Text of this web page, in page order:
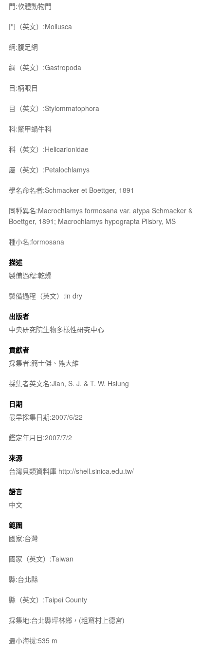
門:軟體動物門
門（英文）:Mollusca
綱:腹足綱
綱（英文）:Gastropoda
目:柄眼目
目（英文）:Stylommatophora
科:鱉甲蝸牛科
科（英文）:Helicarionidae
屬（英文）:Petalochlamys
學名命名者:Schmacker et Boettger, 1891
同種異名:Macrochlamys formosana var. atypa Schmacker &
Boettger, 1891; Macrochlamys hypograpta Pilsbry, MS
種小名:formosana
描述
製備過程:乾燥
製備過程（英文）:in dry
出版者
中央研究院生物多樣性研究中心
貢獻者
採集者:簡士傑、熊大維
採集者英文名:Jian, S. J. & T. W. Hsiung
日期
最早採集日期:2007/6/22
鑑定年月日:2007/7/2
來源
台灣貝類資料庫 http://shell.sinica.edu.tw/
語言
中文
範圍
國家:台灣
國家（英文）:Taiwan
縣:台北縣
縣（英文）:Taipei County
採集地:台北縣坪林鄉，(粗窟村上德宮)
最小海拔:535 m